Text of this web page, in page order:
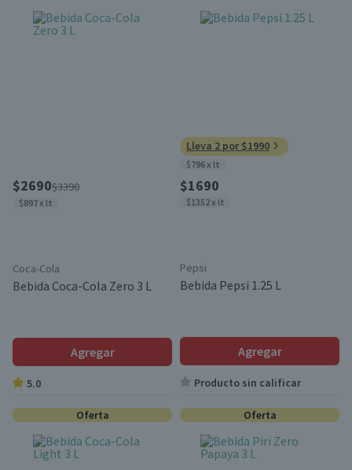
$2690$3390
$897 x lt
Coca-Cola
Bebida Coca-Cola Zero 3 L
Agregar
5.0
Lleva 2 por $1990
$796 x lt
$1690
$1352 x lt
Pepsi
Bebida Pepsi 1.25 L
Agregar
Producto sin calificar
Oferta Oferta